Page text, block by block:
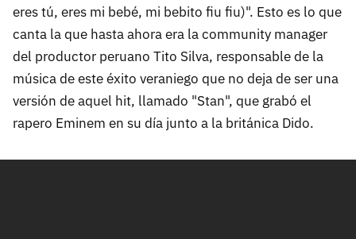
eres tú, eres mi bebé, mi bebito fiu fiu)". Esto es lo que
canta la que hasta ahora era la community manager
del productor peruano Tito Silva, responsable de la
música de este éxito veraniego que no deja de ser una
versión de aquel hit, llamado "Stan", que grabó el
rapero Eminem en su día junto a la británica Dido.